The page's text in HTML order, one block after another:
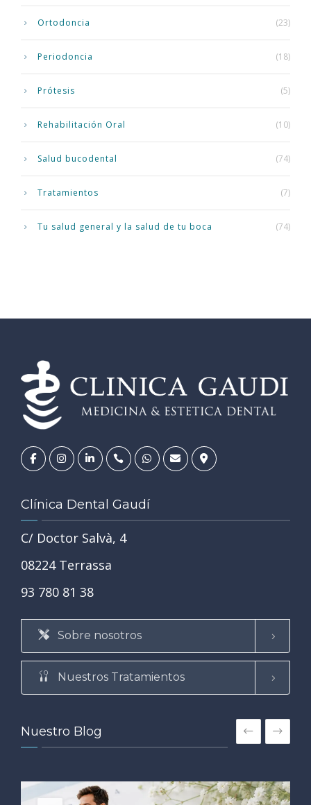
Ortodoncia (23)
Periodoncia (18)
Prótesis (5)
Rehabilitación Oral (10)
Salud bucodental (74)
Tratamientos (7)
Tu salud general y la salud de tu boca (74)
Clínica Dental Gaudí
C/ Doctor Salvà, 4
08224 Terrassa
93 780 81 38
Sobre nosotros
Nuestros Tratamientos
Nuestro Blog